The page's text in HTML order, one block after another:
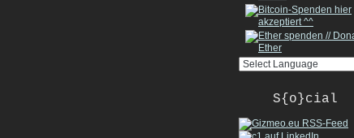
S{o}cial